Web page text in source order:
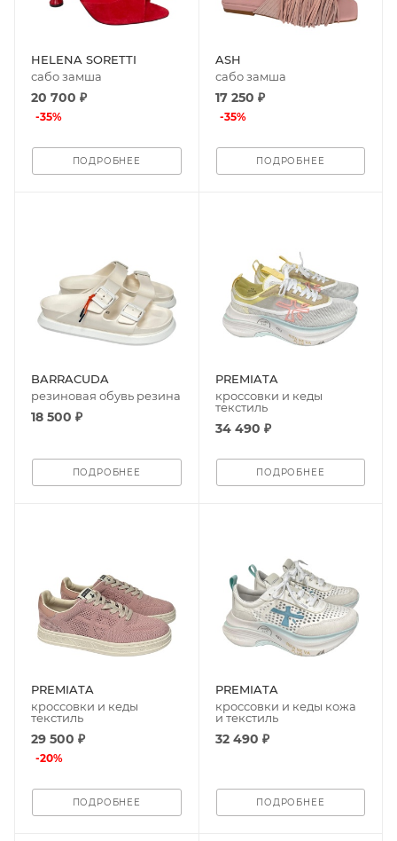
HELENA SORETTI
сабо замша
20 700 ₽
-35%
ПОДРОБНЕЕ
ASH
сабо замша
17 250 ₽
-35%
ПОДРОБНЕЕ
BARRACUDA
резиновая обувь резина
18 500 ₽
ПОДРОБНЕЕ
PREMIATA
кроссовки и кеды
текстиль
34 490 ₽
ПОДРОБНЕЕ
PREMIATA
кроссовки и кеды
текстиль
29 500 ₽
-20%
ПОДРОБНЕЕ
PREMIATA
кроссовки и кеды кожа
и текстиль
32 490 ₽
ПОДРОБНЕЕ